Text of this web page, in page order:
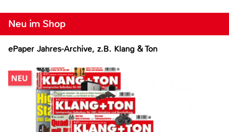
Neu im Shop
ePaper Jahres-Archive, z.B. Klang & Ton